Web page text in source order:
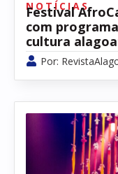
NOTÍCIAS
Festival
com
cultura
Por: